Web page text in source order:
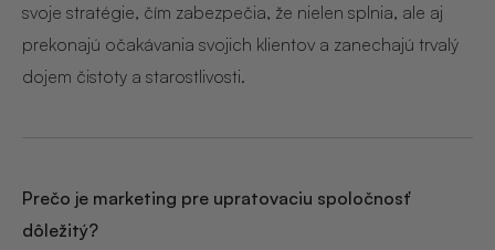
svoje stratégie, čím zabezpečia, že nielen splnia, ale aj
prekonajú očakávania svojich klientov a zanechajú trvalý
dojem čistoty a starostlivosti.
Prečo je marketing pre upratovaciu spoločnosť
dôležitý?